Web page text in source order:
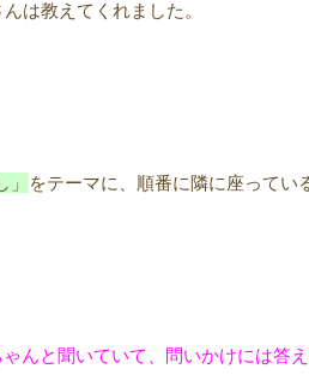
は教えてくれました。
をテーマに、順番に隣に座って
んと聞いていて、問いかけには答